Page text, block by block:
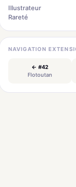
Illustrateur
Rareté
NAVIGATION
← #42
Flotoutan